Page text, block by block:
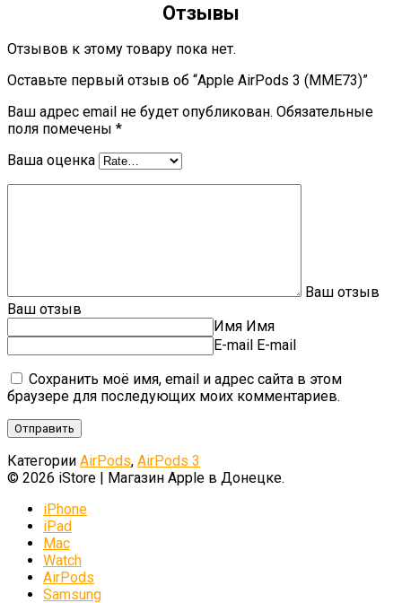
Отзывы
Отзывов к этому товару пока нет.
Оставьте первый отзыв об “Apple AirPods 3 (MME73)”
Ваш адрес email не будет опубликован. Обязательные
поля помечены *
Ваша оценка
Ваш отзыв
Ваш отзыв
Имя Имя
E-mail E-mail
Сохранить моё имя, email и адрес сайта в этом
браузере для последующих моих комментариев.
Категории AirPods, AirPods 3
© 2026 iStore | Магазин Apple в Донецке.
iPhone
iPad
Mac
Watch
AirPods
Samsung